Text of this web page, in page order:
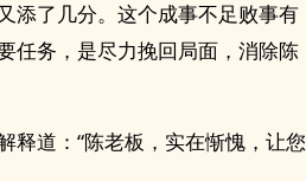
添了几分。这个成事不足败事有
任务，是尽力挽回局面，消除陈
释道：“陈老板，实在惭愧，让您